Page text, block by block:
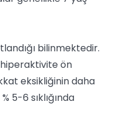
bilinmektedir.
ön
eksikliğinin daha
5-6 sıklığında